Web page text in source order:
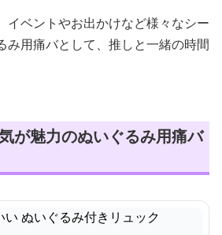
イベントやお出かけなど様々なシー
み用痛バとして、推しと一緒の時間
が魅力のぬいぐるみ用痛バ